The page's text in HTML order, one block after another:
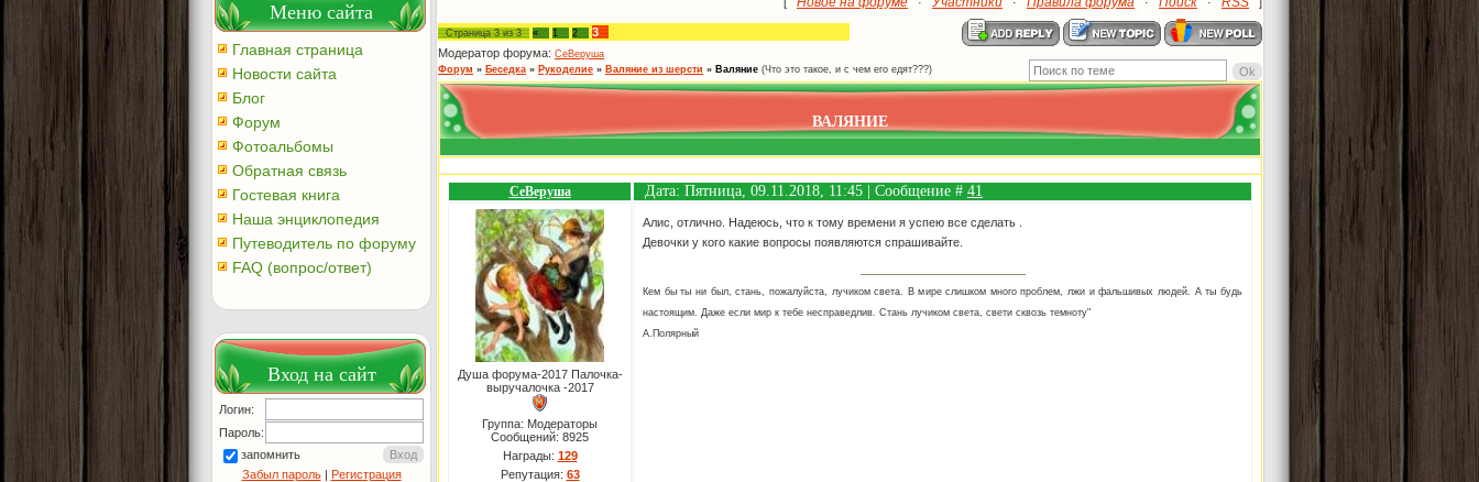
Меню сайта
Главная страница
Новости сайта
Блог
Форум
Фотоальбомы
Обратная связь
Гостевая книга
Наша энциклопедия
Путеводитель по форуму
FAQ (вопрос/ответ)
Вход на сайт
Логин:
Пароль:
запомнить
Забыл пароль| Регистрация
Страница3из3 « 1 2
3
Модератор форума: СеВеруша
Форум » Беседка » Рукоделие » Валяние из шерсти » Валяние (Что это такое, и с чем его едят???)
ВАЛЯНИЕ
СеВеруша Дата: Пятница, 09.11.2018, 11:45 | Сообщение # 41
Душа форума-2017 Палочка-
выручалочка -2017
Группа: Модераторы
Сообщений: 8925
Награды: 129
Репутация: 63
Алис, отлично. Надеюсь, что к тому времени я успею все сделать .
Девочки у кого какие вопросы появляются спрашивайте.
Кем бы ты ни был, стань, пожалуйста, лучиком света. В мире слишком много проблем, лжи и фальшивых людей. А ты будь
настоящим. Даже если мир к тебе несправедлив. Стань лучиком света, свети сквозь темноту"
А.Полярный